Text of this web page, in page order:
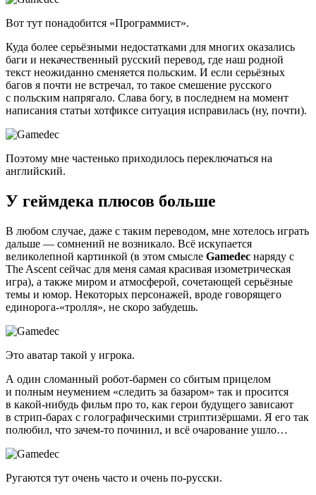
Вот тут понадобится «Программист».
Куда более серьёзными недостатками для многих оказались
баги и некачественный русский перевод, где наш родной
текст неожиданно сменяется польским. И если серьёзных
багов я почти не встречал, то такое смешение русского
с польским напрягало. Слава богу, в последнем на момент
написания статьи хотфиксе ситуация исправилась (ну, почти).
Поэтому мне частенько приходилось переключаться на
английский.
У геймдека плюсов больше
В любом случае, даже с таким переводом, мне хотелось играть
дальше — сомнений не возникало. Всё искупается
великолепной картинкой (в этом смысле Gamedec наряду с
The Ascent сейчас для меня самая красивая изометрическая
игра), а также миром и атмосферой, сочетающей серьёзные
темы и юмор. Некоторых персонажей, вроде говорящего
единорога-«тролля», не скоро забудешь.
Это аватар такой у игрока.
А один сломанный робот-бармен со сбитым прицелом
и полным неумением «следить за базаром» так и просится
в какой-нибудь фильм про то, как герои будущего зависают
в стрип-барах с голографическими стриптизёршами. Я его так
полюбил, что зачем-то починил, и всё очарование ушло…
Ругаются тут очень часто и очень по-русски.